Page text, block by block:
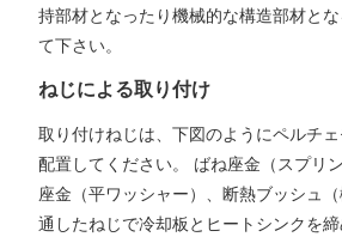
持部材となったり機械的な構造部材と
て下さい。
ねじによる取り付け
取り付けねじは、下図のようにペルチ
配置してください。 ばね座金（スプリ
座金（平ワッシャー）、断熱ブッシュ
通したねじで冷却板とヒートシンクを